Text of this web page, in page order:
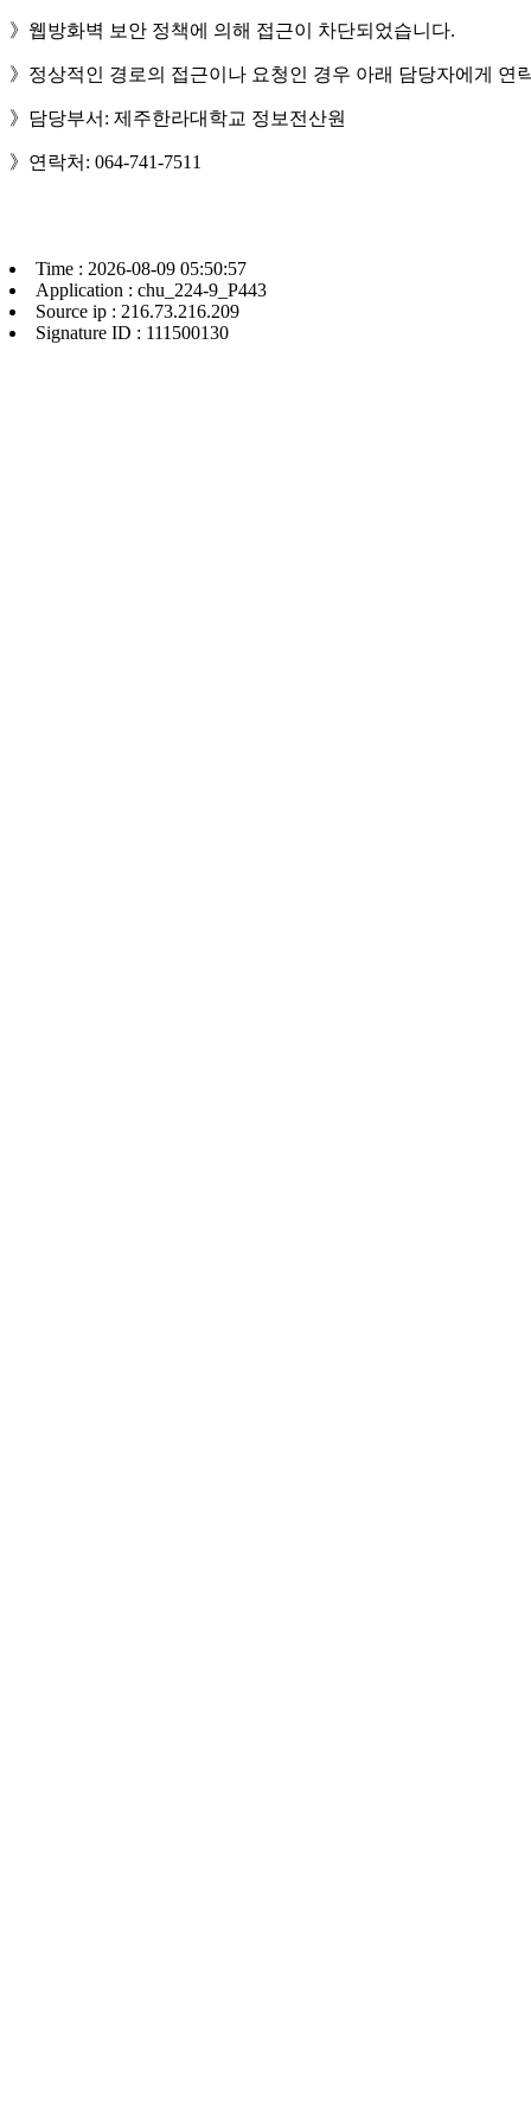
》웹방화벽 보안 정책에 의해 접근이 차단되었습니다.
》정상적인 경로의 접근이나 요청인 경우 아래 담당자에게 연
》담당부서: 제주한라대학교 정보전산원
》연락처: 064-741-7511
Time : 2026-08-09 05:50:57
Application : chu_224-9_P443
Source ip : 216.73.216.209
Signature ID : 111500130